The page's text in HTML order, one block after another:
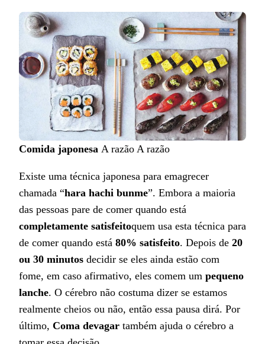
Comida japonesa A razão A razão
Existe uma técnica japonesa para emagrecer
chamada “hara hachi bunme”. Embora a maioria
das pessoas pare de comer quando está
completamente satisfeitoquem usa esta técnica para
de comer quando está 80% satisfeito. Depois de 20
ou 30 minutos decidir se eles ainda estão com
fome, em caso afirmativo, eles comem um pequeno
lanche. O cérebro não costuma dizer se estamos
realmente cheios ou não, então essa pausa dirá. Por
último, Coma devagar também ajuda o cérebro a